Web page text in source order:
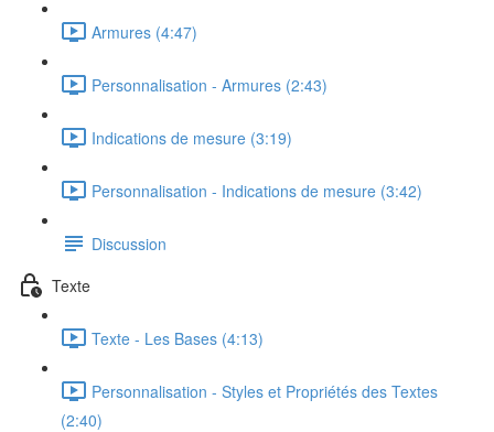
Armures (4:47)
Personnalisation - Armures (2:43)
Indications de mesure (3:19)
Personnalisation - Indications de mesure (3:42)
Discussion
Texte
Texte - Les Bases (4:13)
Personnalisation - Styles et Propriétés des Textes
(2:40)